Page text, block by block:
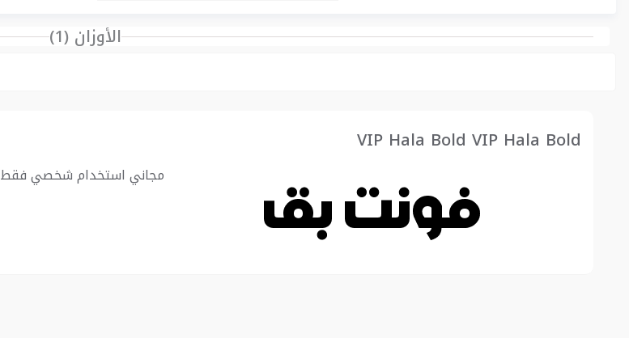
الأوزان (1)
VIP Hala Bold VIP Hala Bold
مجاني استخدام شخصي فقط